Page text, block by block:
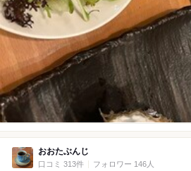
おおたぶんじ
口コミ 313件 フォロワー 146人